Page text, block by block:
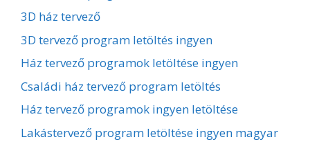
3D ház tervező
3D tervező program letöltés ingyen
Ház tervező programok letöltése ingyen
Családi ház tervező program letöltés
Ház tervező programok ingyen letöltése
Lakástervező program letöltése ingyen magyar